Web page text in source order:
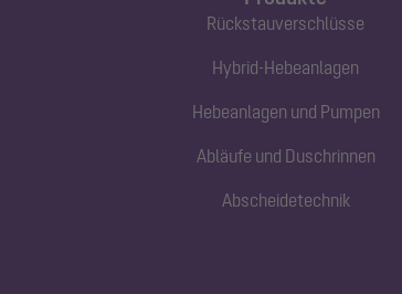
Rückstauverschlüsse
Hybrid-Hebeanlagen
Hebeanlagen und Pumpen
Abläufe und Duschrinnen
Abscheidetechnik